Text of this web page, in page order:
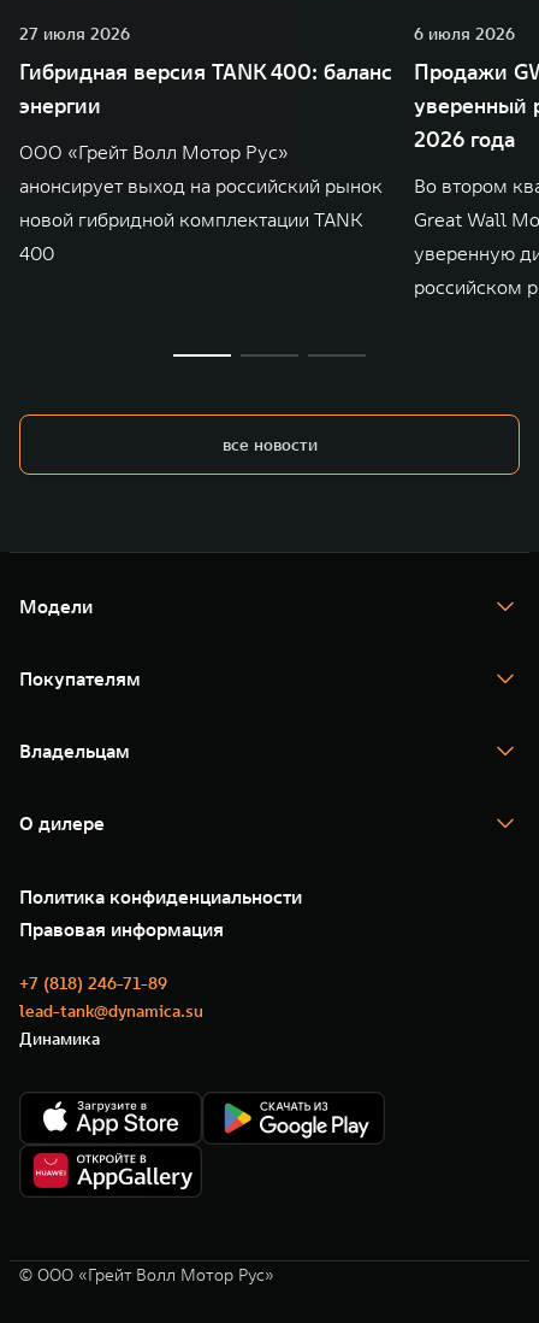
27 июля 2026
Гибридная версия TANK 400: баланс
энергии
ООО «Грейт Волл Мотор Рус»
анонсирует выход на российский рынок
новой гибридной комплектации TANK
400
6 июля 2026
Продажи
уверенный
2026 года
Во втором
Great Wall
уверенную
российском
все новости
Модели
TANK 400
TANK 500
Покупателям
Тест-драйв
TANK Финансы
Корпоративным клиентам
Зарядные станции
Владельцам
Помощь на дороге
Новые цифровые сервисы TANK
Сервис
Нулевое ТО
Моторные масла
О дилере
35 лет GWM
GWM ТЕХ ДЕНЬ
Новости
Политика конфиденциальности
Правовая информация
+7 (818) 246-71-89
lead-tank@dynamica.su
Динамика
© ООО «Грейт Волл Мотор Рус»